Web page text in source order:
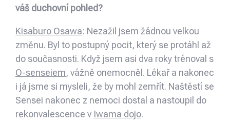
váš duchovní pohled?
Kisaburo Osawa: Nezažil jsem žádnou velkou
změnu. Byl to postupný pocit, který se protáhl až
do současnosti. Když jsem asi dva roky trénoval s
O-senseiem, vážně onemocněl. Lékař a nakonec
i já jsme si mysleli, že by mohl zemřít. Naštěstí se
Sensei nakonec z nemoci dostal a nastoupil do
rekonvalescence v Iwama dojo.